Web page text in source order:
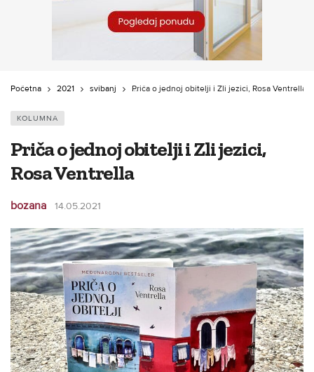
Početna 2021 svibanj Priča o jednoj obitelji i Zli jezici, Rosa Ventrella
KOLUMNA
Priča o jednoj obitelji i Zli jezici,
Rosa Ventrella
bozana 14.05.2021